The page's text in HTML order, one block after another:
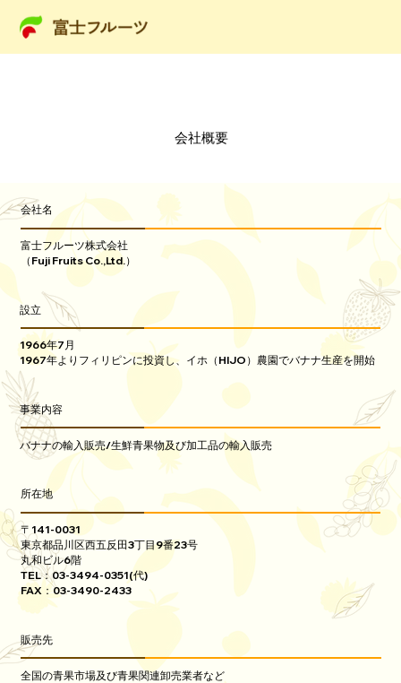
会社名
富士フルーツ株式会社
（Fuji Fruits Co.,Ltd.）
設立
1966年7月
1967年よりフィリピンに投資し、イホ（HIJO）農園でバナナ生産を開始
事業内容
バナナの輸入販売/生鮮青果物及び加工品の輸入販売
所在地
〒141-0031
東京都品川区西五反田3丁目9番23号
丸和ビル6階
TEL：03-3494-0351(代)
FAX：03-3490-2433
販売先
全国の青果市場及び青果関連卸売業者など
会社概要